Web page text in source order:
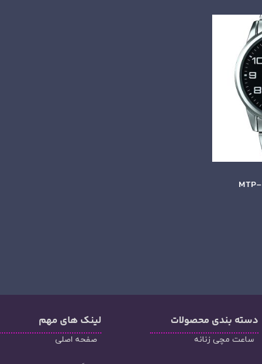
ساعت مچی کاسیو جنرال MTP-
دسته‌ بندی محصولات
ساعت مچی زنانه
لینک های مهم
صفحه اصلی